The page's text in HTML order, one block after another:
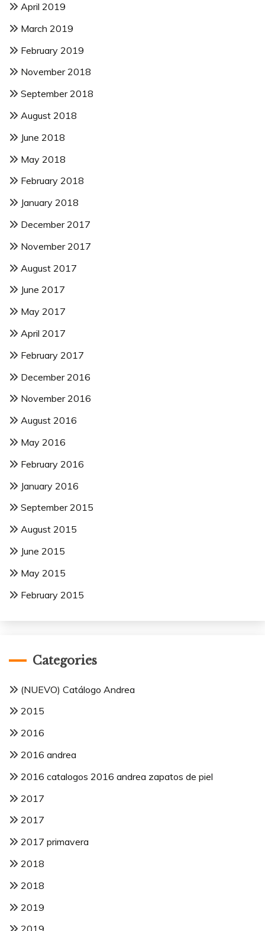
April 2019
March 2019
February 2019
November 2018
September 2018
August 2018
June 2018
May 2018
February 2018
January 2018
December 2017
November 2017
August 2017
June 2017
May 2017
April 2017
February 2017
December 2016
November 2016
August 2016
May 2016
February 2016
January 2016
September 2015
August 2015
June 2015
May 2015
February 2015
Categories
(NUEVO) Catálogo Andrea
2015
2016
2016 andrea
2016 catalogos 2016 andrea zapatos de piel
2017
2017
2017 primavera
2018
2018
2019